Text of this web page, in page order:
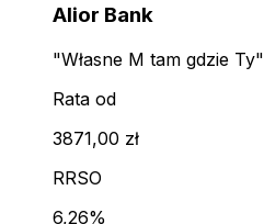
Alior Bank
"Własne M tam gdzie Ty"
Rata od
3871,00 zł
RRSO
6,26%